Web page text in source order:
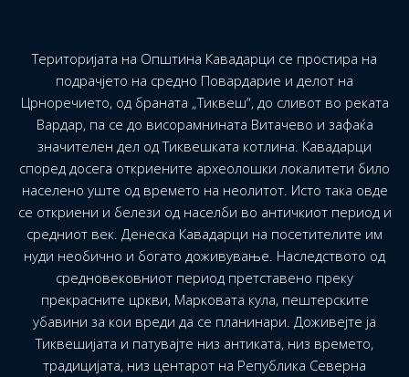
Територијата на Општина Кавадарци се простира на
подрачјето на средно Повардарие и делот на
Црноречието, од браната „Тиквеш“, до сливот во реката
Вардар, па се до висорамнината Витачево и зафаќа
значителен дел од Тиквешката котлина. Кавадарци
според досега откриените археолошки локалитети било
населено уште од времето на неолитот. Исто така овде
се откриени и белези од населби во античкиот период и
средниот век. Денеска Кавадарци на посетителите им
нуди необично и богато доживување. Наследството од
средновековниот период претставено преку
прекрасните цркви, Марковата кула, пештерските
убавини за кои вреди да се планинари. Доживејте ја
Тиквешијата и патувајте низ антиката, низ времето,
традицијата, низ центарот на Република Северна